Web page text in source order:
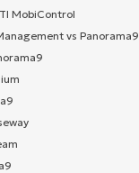
MobiControl
vs Panorama9